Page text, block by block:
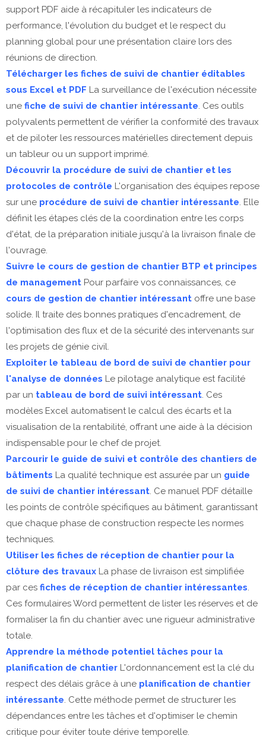
support PDF aide à récapituler les indicateurs de
performance, l'évolution du budget et le respect du
planning global pour une présentation claire lors des
réunions de direction.
Télécharger les fiches de suivi de chantier éditables
sous Excel et PDF La surveillance de l'exécution nécessite
une fiche de suivi de chantier intéressante. Ces outils
polyvalents permettent de vérifier la conformité des travaux
et de piloter les ressources matérielles directement depuis
un tableur ou un support imprimé.
Découvrir la procédure de suivi de chantier et les
protocoles de contrôle L'organisation des équipes repose
sur une procédure de suivi de chantier intéressante. Elle
définit les étapes clés de la coordination entre les corps
d'état, de la préparation initiale jusqu'à la livraison finale de
l'ouvrage.
Suivre le cours de gestion de chantier BTP et principes
de management Pour parfaire vos connaissances, ce
cours de gestion de chantier intéressant offre une base
solide. Il traite des bonnes pratiques d'encadrement, de
l'optimisation des flux et de la sécurité des intervenants sur
les projets de génie civil.
Exploiter le tableau de bord de suivi de chantier pour
l'analyse de données Le pilotage analytique est facilité
par un tableau de bord de suivi intéressant. Ces
modèles Excel automatisent le calcul des écarts et la
visualisation de la rentabilité, offrant une aide à la décision
indispensable pour le chef de projet.
Parcourir le guide de suivi et contrôle des chantiers de
bâtiments La qualité technique est assurée par un guide
de suivi de chantier intéressant. Ce manuel PDF détaille
les points de contrôle spécifiques au bâtiment, garantissant
que chaque phase de construction respecte les normes
techniques.
Utiliser les fiches de réception de chantier pour la
clôture des travaux La phase de livraison est simplifiée
par ces fiches de réception de chantier intéressantes.
Ces formulaires Word permettent de lister les réserves et de
formaliser la fin du chantier avec une rigueur administrative
totale.
Apprendre la méthode potentiel tâches pour la
planification de chantier L'ordonnancement est la clé du
respect des délais grâce à une planification de chantier
intéressante. Cette méthode permet de structurer les
dépendances entre les tâches et d'optimiser le chemin
critique pour éviter toute dérive temporelle.